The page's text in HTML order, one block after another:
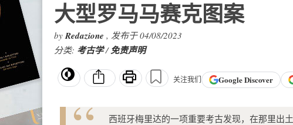
大型罗马马赛克图案
byRedazione , 发布于 04/08/2023
分类: 考古学/免责声明
关注我们 GoogleDiscover
西班牙梅里达的一项重要考古发现，在那里出